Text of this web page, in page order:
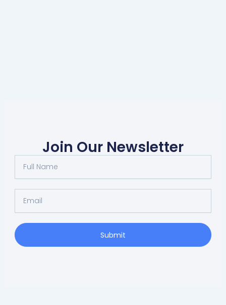
Join Our Newsletter
Name
Submit